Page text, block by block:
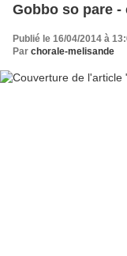
Gobbo so pare
Publié le 16/04/2014 à
Par chorale-melisande